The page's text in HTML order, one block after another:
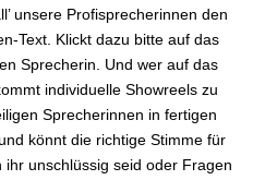
unsere Profisprecherinnen den
Text. Klickt dazu bitte auf das
Sprecherin. Und wer auf das
individuelle Showreels zu
Sprecherinnen in fertigen
könnt die richtige Stimme für
unschlüssig seid oder Fragen